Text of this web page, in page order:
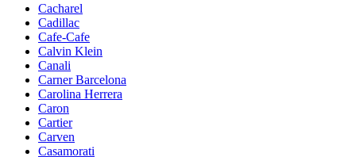
Cacharel
Cadillac
Cafe-Cafe
Calvin Klein
Canali
Carner Barcelona
Carolina Herrera
Caron
Cartier
Carven
Casamorati